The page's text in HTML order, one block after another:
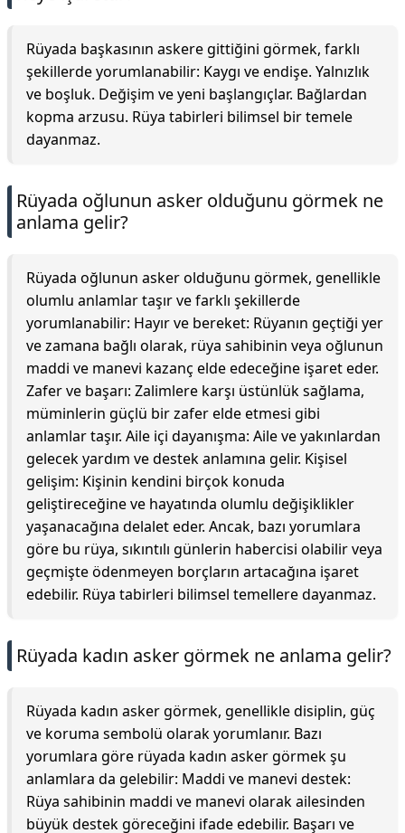
Rüyada başkasının askere gittiğini görmek, farklı
şekillerde yorumlanabilir: Kaygı ve endişe. Yalnızlık
ve boşluk. Değişim ve yeni başlangıçlar. Bağlardan
kopma arzusu. Rüya tabirleri bilimsel bir temele
dayanmaz.
Rüyada oğlunun asker olduğunu görmek ne
anlama gelir?
Rüyada oğlunun asker olduğunu görmek, genellikle
olumlu anlamlar taşır ve farklı şekillerde
yorumlanabilir: Hayır ve bereket: Rüyanın geçtiği yer
ve zamana bağlı olarak, rüya sahibinin veya oğlunun
maddi ve manevi kazanç elde edeceğine işaret eder.
Zafer ve başarı: Zalimlere karşı üstünlük sağlama,
müminlerin güçlü bir zafer elde etmesi gibi
anlamlar taşır. Aile içi dayanışma: Aile ve yakınlardan
gelecek yardım ve destek anlamına gelir. Kişisel
gelişim: Kişinin kendini birçok konuda
geliştireceğine ve hayatında olumlu değişiklikler
yaşanacağına delalet eder. Ancak, bazı yorumlara
göre bu rüya, sıkıntılı günlerin habercisi olabilir veya
geçmişte ödenmeyen borçların artacağına işaret
edebilir. Rüya tabirleri bilimsel temellere dayanmaz.
Rüyada kadın asker görmek ne anlama gelir?
Rüyada kadın asker görmek, genellikle disiplin, güç
ve koruma sembolü olarak yorumlanır. Bazı
yorumlara göre rüyada kadın asker görmek şu
anlamlara da gelebilir: Maddi ve manevi destek:
Rüya sahibinin maddi ve manevi olarak ailesinden
büyük destek göreceğini ifade edebilir. Başarı ve